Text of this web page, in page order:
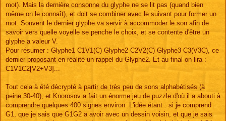
mot). Mais la dernière consonne du glyphe ne se lit pas (quand bien
même on le connaît), et doit se combiner avec le suivant pour former un
mot. Souvent le dernier glyphe va servir à accommoder le son afin de
savoir vers quelle voyelle se penche le choix, et se contente d'être un
glyphe a valeur V.
Pour résumer : Glyphe1 C1V1(C) Glyphe2 C2V2(C) Glyphe3 C3(V3C), ce
dernier proposant en réalité un rappel du Glyphe2. Et au final on lira :
C1V1C2[V2+V3]...
Tout cela à été décrypté à partir de très peu de sons alphabétisés (à
peine 30-40), et Knorosov a fait un énorme jeu de puzzle d'où il a abouti à
comprendre quelques 400 signes environ. L'idée étant : si je comprend
G1, que je sais que G1G2 a avoir avec un dessin voisin, et que je sais